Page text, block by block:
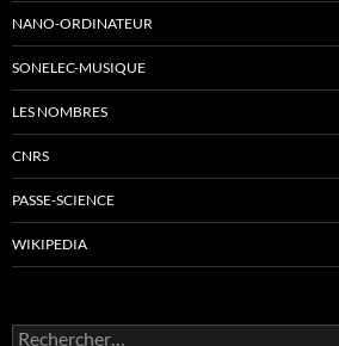
NANO-ORDINATEUR
SONELEC-MUSIQUE
LES NOMBRES
CNRS
PASSE-SCIENCE
WIKIPEDIA
Rechercher :